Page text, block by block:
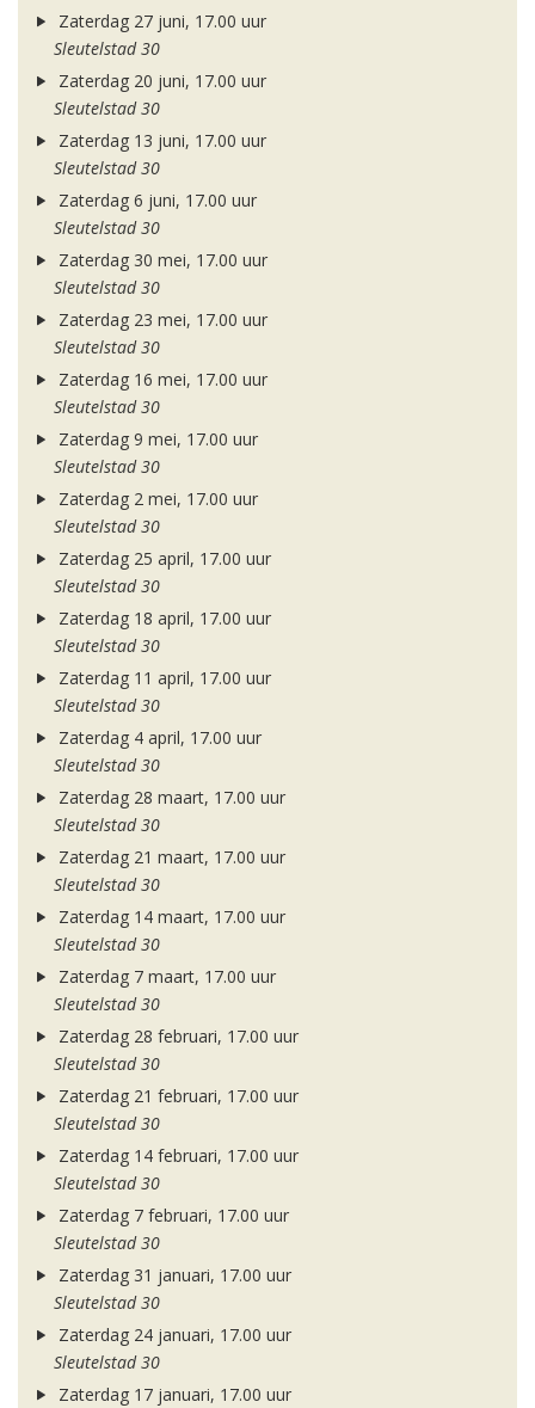
Zaterdag 27 juni, 17.00 uur
Sleutelstad 30
Zaterdag 20 juni, 17.00 uur
Sleutelstad 30
Zaterdag 13 juni, 17.00 uur
Sleutelstad 30
Zaterdag 6 juni, 17.00 uur
Sleutelstad 30
Zaterdag 30 mei, 17.00 uur
Sleutelstad 30
Zaterdag 23 mei, 17.00 uur
Sleutelstad 30
Zaterdag 16 mei, 17.00 uur
Sleutelstad 30
Zaterdag 9 mei, 17.00 uur
Sleutelstad 30
Zaterdag 2 mei, 17.00 uur
Sleutelstad 30
Zaterdag 25 april, 17.00 uur
Sleutelstad 30
Zaterdag 18 april, 17.00 uur
Sleutelstad 30
Zaterdag 11 april, 17.00 uur
Sleutelstad 30
Zaterdag 4 april, 17.00 uur
Sleutelstad 30
Zaterdag 28 maart, 17.00 uur
Sleutelstad 30
Zaterdag 21 maart, 17.00 uur
Sleutelstad 30
Zaterdag 14 maart, 17.00 uur
Sleutelstad 30
Zaterdag 7 maart, 17.00 uur
Sleutelstad 30
Zaterdag 28 februari, 17.00 uur
Sleutelstad 30
Zaterdag 21 februari, 17.00 uur
Sleutelstad 30
Zaterdag 14 februari, 17.00 uur
Sleutelstad 30
Zaterdag 7 februari, 17.00 uur
Sleutelstad 30
Zaterdag 31 januari, 17.00 uur
Sleutelstad 30
Zaterdag 24 januari, 17.00 uur
Sleutelstad 30
Zaterdag 17 januari, 17.00 uur